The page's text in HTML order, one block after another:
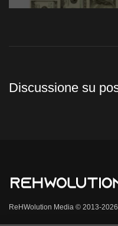
Discussione su
ReHWolution Media © 2013-2026